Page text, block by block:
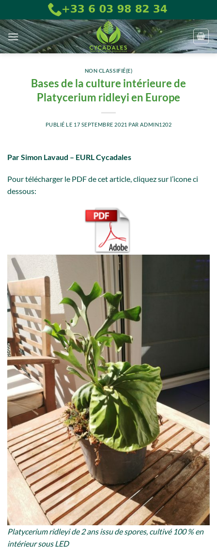
au
contenu
NON CLASSIFIÉ(E)
Bases de la culture intérieure de
Platycerium ridleyi en Europe
PUBLIÉ LE 17 SEPTEMBRE 2021 PAR ADMIN1202
Par Simon Lavaud – EURL Cycadales
Pour télécharger le PDF de cet article, cliquez sur l’icone ci
dessous:
Platycerium ridleyi de 2 ans issu de spores, cultivé 100 % en
intérieur sous LED